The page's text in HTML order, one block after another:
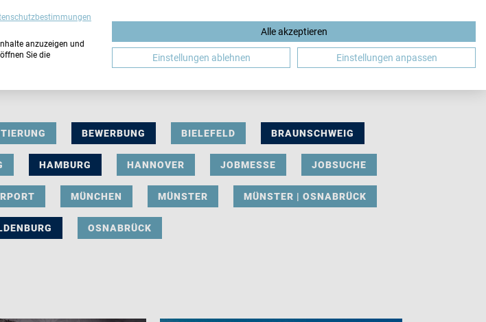
DE
BEWERBUNG BIELEFELD BRAUNSCHWEIG
HAMBURG HANNOVER JOBMESSE JOBSUCHE
MÜNCHEN MÜNSTER MÜNSTER | OSNABRÜCK
OSNABRÜCK
anzuzeigen und
Sie die
Alle akzeptieren
Einstellungen ablehnen Einstellungen anpassen